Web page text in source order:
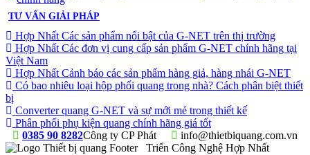
TƯ VẤN GIẢI PHÁP
Hợp Nhất Các sản phẩm nổi bật của G-NET trên thị trường
Hợp Nhất Các đơn vị cung cấp sản phẩm G-NET chính hãng tại
Việt Nam
Hợp Nhất Cảnh báo các sản phẩm hàng giả, hàng nhái G-NET
Có bao nhiêu loại hộp phối quang trong nhà? Cách phân biệt thiết
bị
Converter quang G-NET và sự mới mẻ trong thiết kế
Phân phối phụ kiện quang chính hãng giá tốt
0385 90 8282
info@thietbiquang.com.vn
Công ty CP Phát
Triển Công Nghệ Hợp Nhất